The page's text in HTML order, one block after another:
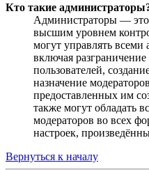
Кто такие
Администраторы — это
высшим уровнем
могут управлять
включая
пользователей,
назначение
предоставленных им
также могут обладать
модераторов во всех
настроек,
Вернуться к началу